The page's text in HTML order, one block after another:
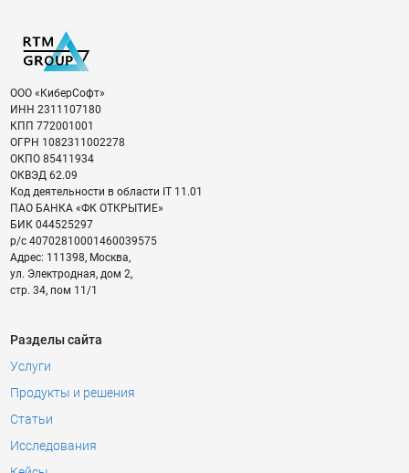
ООО «КиберСофт»
ИНН 2311107180
КПП 772001001
ОГРН 1082311002278
ОКПО 85411934
ОКВЭД 62.09
Код деятельности в области IT 11.01
ПАО БАНКА «ФК ОТКРЫТИЕ»
БИК 044525297
р/с 40702810001460039575
Адрес: 111398, Москва,
ул. Электродная, дом 2,
стр. 34, пом 11/1
Разделы сайта
Услуги
Продукты и решения
Статьи
Исследования